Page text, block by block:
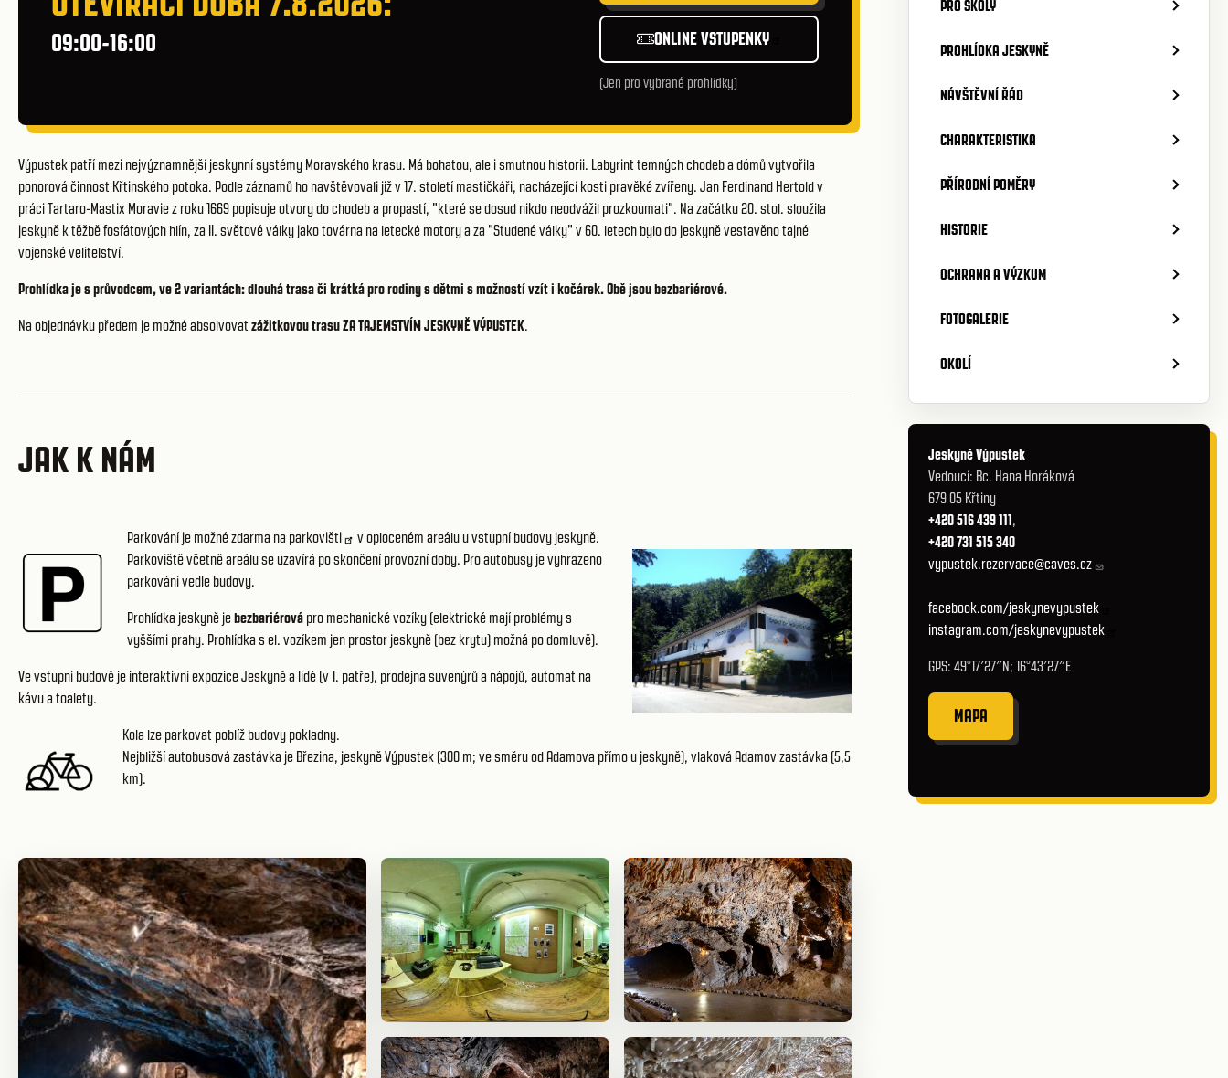
09:00-16:00 ONLINE VSTUPENKY
(Jen pro vybrané prohlídky)
Výpustek patří mezi nejvýznamnější jeskynní systémy Moravského krasu. Má bohatou, ale i smutnou historii. Labyrint temných chodeb a dómů vytvořila
ponorová činnost Křtinského potoka. Podle záznamů ho navštěvovali již v 17. století mastičkáři, nacházející kosti pravěké zvířeny. Jan Ferdinand Hertold v
práci Tartaro-Mastix Moravie z roku 1669 popisuje otvory do chodeb a propastí, "které se dosud nikdo neodvážil prozkoumati". Na začátku 20. stol. sloužila
jeskyně k těžbě fosfátových hlín, za II. světové války jako továrna na letecké motory a za "Studené války" v 60. letech bylo do jeskyně vestavěno tajné
vojenské velitelství.
Prohlídka je s průvodcem, ve 2 variantách: dlouhá trasa či krátká pro rodiny s dětmi s možností vzít i kočárek. Obě jsou bezbariérové.
Na objednávku předem je možné absolvovat zážitkovou trasu ZA TAJEMSTVÍM JESKYNĚ VÝPUSTEK.
JAK K NÁM
Parkování je možné zdarma na parkovišti
v oploceném areálu u vstupní budovy jeskyně.
Parkoviště včetně areálu se uzavírá po skončení provozní doby. Pro autobusy je vyhrazeno
parkování vedle budovy.
Prohlídka jeskyně jebezbariérová pro mechanické vozíky (elektrické mají problémy s
vyššími prahy. Prohlídka s el. vozíkem jen prostor jeskyně (bez krytu) možná po domluvě).
Ve vstupní budově je interaktivníexpozice Jeskyně a lidé (v 1. patře), prodejna suvenýrů a nápojů, automat na
kávu a toalety.
Kola lze parkovat poblíž budovy pokladny.
Nejbližší autobusová zastávka je Březina, jeskyně Výpustek (300 m; ve směru od Adamova přímo u jeskyně), vlaková Adamov zastávka (5,5
km).
PRO ŠKOLY
PROHLÍDKA JESKYNĚ
NÁVŠTĚVNÍ ŘÁD
CHARAKTERISTIKA
PŘÍRODNÍ POMĚRY
HISTORIE
OCHRANA A VÝZKUM
FOTOGALERIE
OKOLÍ
Jeskyně Výpustek
Vedoucí: Bc. Hana Horáková
679 05 Křtiny
+420 516 439 111,
+420 731 515 340
vypustek.rezervace@caves.cz
facebook.com/jeskynevypustek
instagram.com/jeskynevypustek
GPS: 49°17′27″N; 16°43′27″E
MAPA